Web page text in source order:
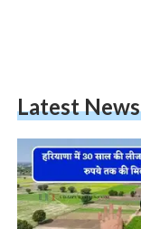
Latest News